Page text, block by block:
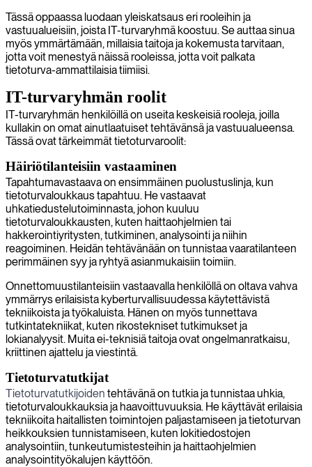
Tässä oppaassa luodaan yleiskatsaus eri rooleihin ja
vastuualueisiin, joista IT-turvaryhmä koostuu. Se auttaa sinua
myös ymmärtämään, millaisia taitoja ja kokemusta tarvitaan,
jotta voit menestyä näissä rooleissa, jotta voit palkata
tietoturva-ammattilaisia tiimiisi.
IT-turvaryhmän roolit
IT-turvaryhmän henkilöillä on useita keskeisiä rooleja, joilla
kullakin on omat ainutlaatuiset tehtävänsä ja vastuualueensa.
Tässä ovat tärkeimmät tietoturvaroolit:
Häiriötilanteisiin vastaaminen
Tapahtumavastaava on ensimmäinen puolustuslinja, kun
tietoturvaloukkaus tapahtuu. He vastaavat
uhkatiedustelutoiminnasta, johon kuuluu
tietoturvaloukkausten, kuten haittaohjelmien tai
hakkerointiyritysten, tutkiminen, analysointi ja niihin
reagoiminen. Heidän tehtävänään on tunnistaa vaaratilanteen
perimmäinen syy ja ryhtyä asianmukaisiin toimiin.
Onnettomuustilanteisiin vastaavalla henkilöllä on oltava vahva
ymmärrys erilaisista kyberturvallisuudessa käytettävistä
tekniikoista ja työkaluista. Hänen on myös tunnettava
tutkintatekniikat, kuten rikostekniset tutkimukset ja
lokianalyysit. Muita ei-teknisiä taitoja ovat ongelmanratkaisu,
kriittinen ajattelu ja viestintä.
Tietoturvatutkijat
Tietoturvatutkijoiden tehtävänä on tutkia ja tunnistaa uhkia,
tietoturvaloukkauksia ja haavoittuvuuksia. He käyttävät erilaisia
tekniikoita haitallisten toimintojen paljastamiseen ja tietoturvan
heikkouksien tunnistamiseen, kuten lokitiedostojen
analysointiin, tunkeutumistesteihin ja haittaohjelmien
analysointityökalujen käyttöön.